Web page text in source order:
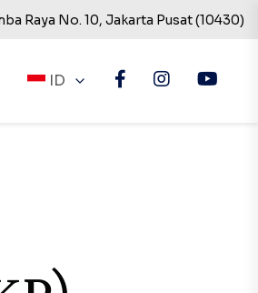
Raya No. 10, Jakarta Pusat (10430)
ID